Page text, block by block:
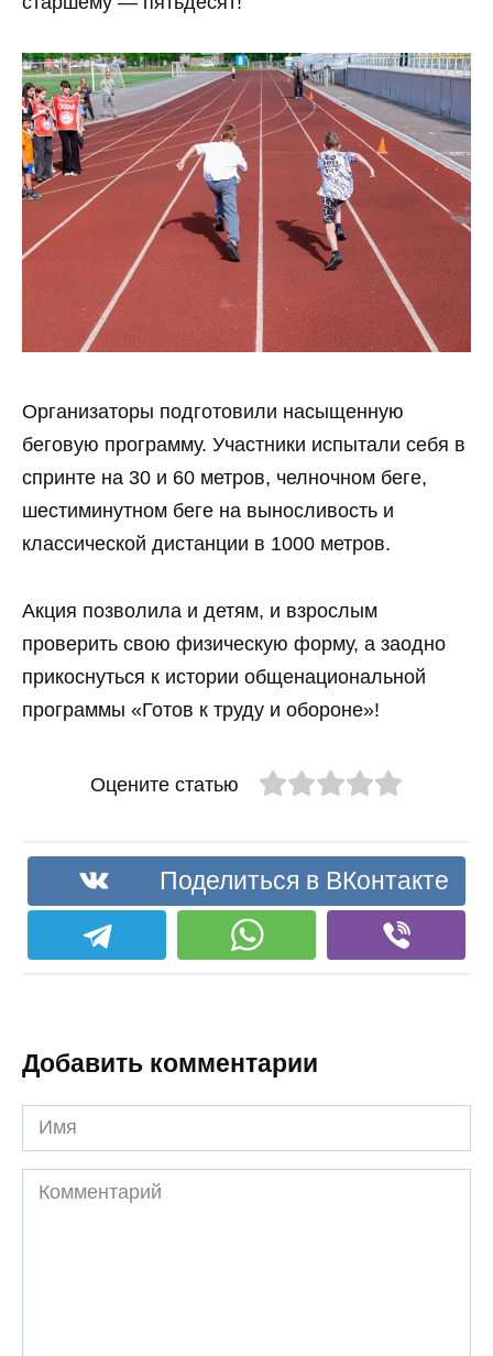
Организаторы подготовили насыщенную
беговую программу. Участники испытали себя в
спринте на 30 и 60 метров, челночном беге,
шестиминутном беге на выносливость и
классической дистанции в 1000 метров.
Акция позволила и детям, и взрослым
проверить свою физическую форму, а заодно
прикоснуться к истории общенациональной
программы «Готов к труду и обороне»!
Оцените статью
Поделиться в ВКонтакте
Добавить комментарии
Имя
Комментарий